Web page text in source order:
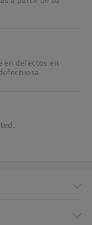
en defectos en